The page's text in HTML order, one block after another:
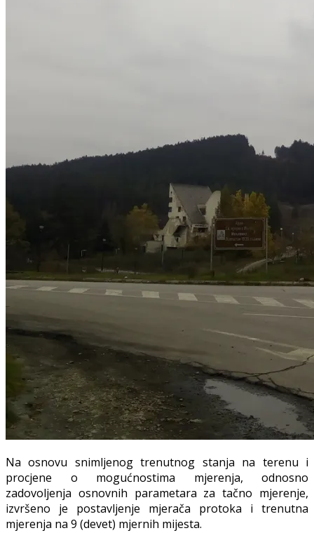
Na osnovu snimljenog trenutnog stanja na terenu i
procjene o mogućnostima mjerenja, odnosno
zadovoljenja osnovnih parametara za tačno mjerenje,
izvršeno je postavljenje mjerača protoka i trenutna
mjerenja na 9 (devet) mjernih mijesta.